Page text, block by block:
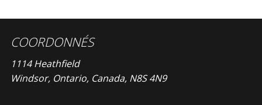
COORDONNÉS
1114 Heathfield
Windsor, Ontario, Canada, N8S 4N9